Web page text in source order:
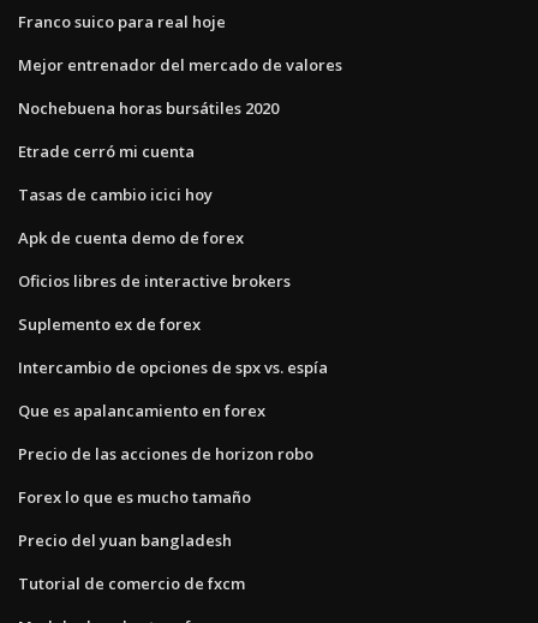
Franco suico para real hoje
Mejor entrenador del mercado de valores
Nochebuena horas bursátiles 2020
Etrade cerró mi cuenta
Tasas de cambio icici hoy
Apk de cuenta demo de forex
Oficios libres de interactive brokers
Suplemento ex de forex
Intercambio de opciones de spx vs. espía
Que es apalancamiento en forex
Precio de las acciones de horizon robo
Forex lo que es mucho tamaño
Precio del yuan bangladesh
Tutorial de comercio de fxcm